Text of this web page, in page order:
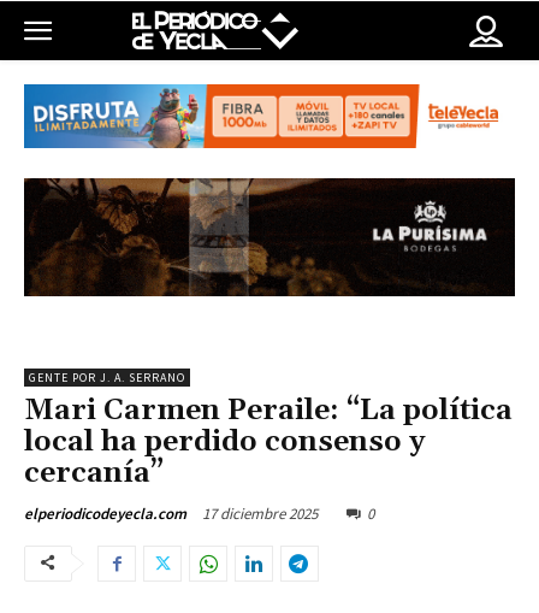
GENTE POR J. A. SERRANO
Mari Carmen Peraile: “La política
local ha perdido consenso y
cercanía”
elperiodicodeyecla.com 17 diciembre 2025 0